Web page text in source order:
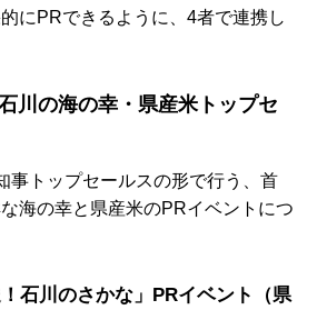
にPRできるように、4者で連携し
川の海の幸・県産米トップセ
事トップセールスの形で行う、首
海の幸と県産米のPRイベントにつ
！石川のさかな」PRイベント（県